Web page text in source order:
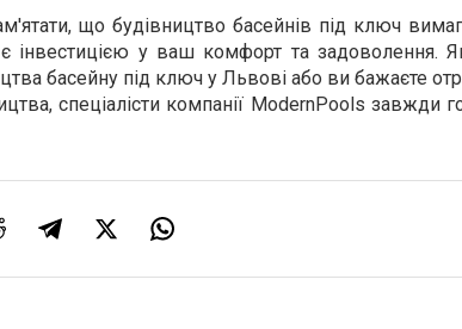
що будівництво басейнів під ключ
інвестицією у ваш комфорт та задоволення.
басейну під ключ у Львові або ви бажаєте
спеціалісти компанії ModernPools завжди